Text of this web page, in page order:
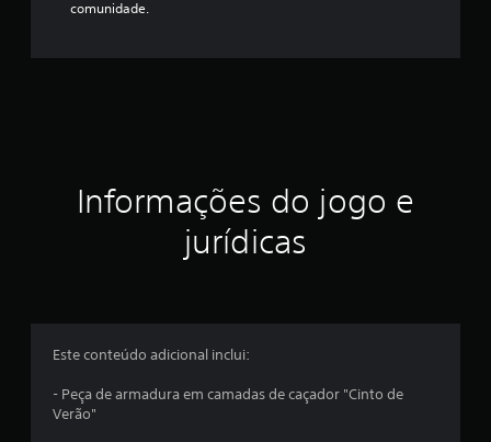
comunidade.
Informações do jogo e
jurídicas
Este conteúdo adicional inclui:
- Peça de armadura em camadas de caçador "Cinto de
Verão"